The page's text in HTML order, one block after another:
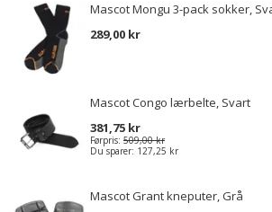
Mascot Mongu 3-pack sokker,
289,00 kr
Mascot Congo lærbelte, Svart
381,75 kr
Førpris: 509,00 kr
Du sparer: 127,25 kr
Mascot Grant kneputer, Grå